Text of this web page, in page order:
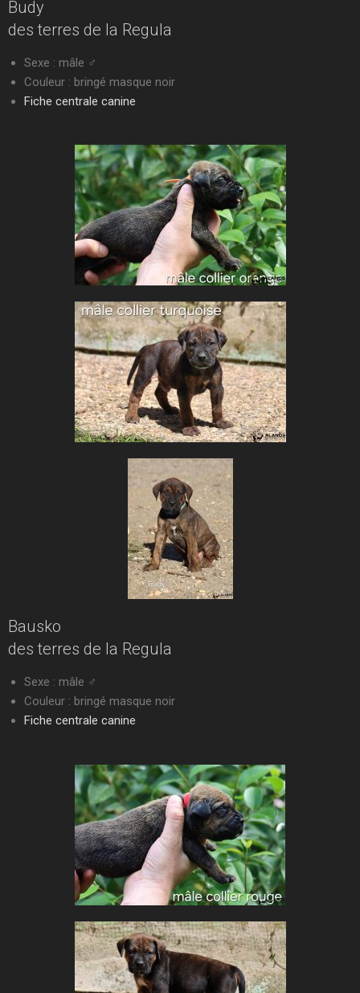
Budy
des terres de la Regula
Sexe : mâle ♂
Couleur : bringé masque noir
Fiche centrale canine
Bausko
des terres de la Regula
Sexe : mâle ♂
Couleur : bringé masque noir
Fiche centrale canine